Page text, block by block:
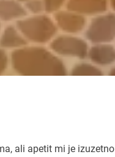
ali apetit mi je